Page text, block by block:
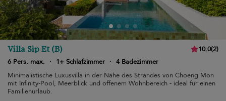
Villa Sip Et (B) 10.0(2)
6 Pers. max.
· 1+ Schlafzimmer · 4 Badezimmer
Minimalistische Luxusvilla in der Nähe des Strandes von Choeng Mon
mit Infinity-Pool, Meerblick und offenem Wohnbereich - ideal für einen
Familienurlaub.